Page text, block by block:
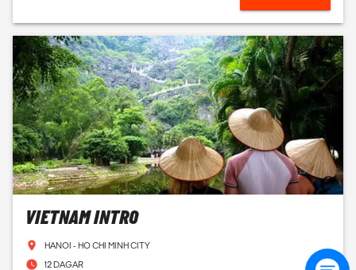
VIETNAM INTRO
HANOI - HO CHI MINH CITY
12 DAGAR